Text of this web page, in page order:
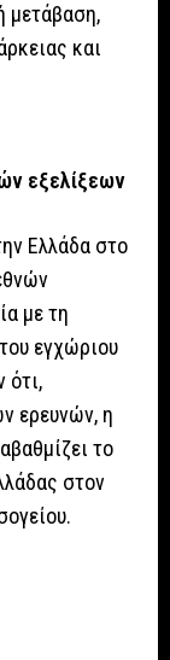
μετάβαση,
και
εξελίξεων
Ελλάδα στο
με τη
εγχώριου
ότι,
ερευνών, η
το
στον